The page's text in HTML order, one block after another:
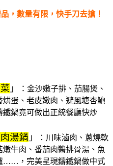
，數量有限，快手刀去搶！
」
：金沙嫩子排、茄腸煲、
蛋、老皮嫩肉、避風塘杏鮑
鍋竟可做出正統餐廳快炒
湯鍋 」
：川味滷肉、蔥燒軟
牛肉、番茄肉醬排骨湯、魚
……，完美呈現鑄鐵鍋做中式